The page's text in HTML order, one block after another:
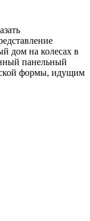
дом на колесах в
панельный
формы, идущим